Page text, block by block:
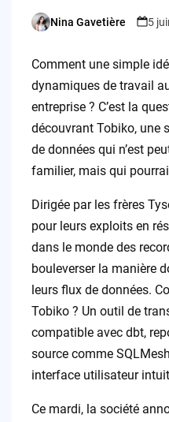
Posted
Nina Gavetière 5
Comment une simple
dynamiques de travail
entreprise ? C’est la
découvrant Tobiko, une
de données qui n’est
familier, mais qui
Dirigée par les frères
pour leurs exploits en
dans le monde des
bouleverser la manière
leurs flux de données.
Tobiko ? Un outil de
compatible avec dbt,
source comme
interface utilisateur
Ce mardi, la société